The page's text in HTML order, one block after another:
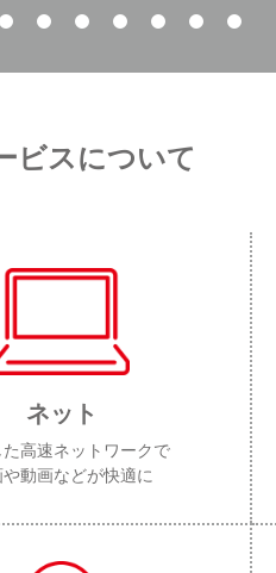
ビスについて
ネット
高速ネットワークで
動画などが快適に